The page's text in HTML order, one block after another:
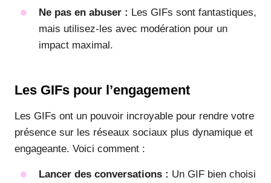
Ne pas en abuser : Les GIFs sont fantastiques,
mais utilisez-les avec modération pour un
impact maximal.
Les GIFs pour l’engagement
Les GIFs ont un pouvoir incroyable pour rendre votre
présence sur les réseaux sociaux plus dynamique et
engageante. Voici comment :
Lancer des conversations : Un GIF bien choisi